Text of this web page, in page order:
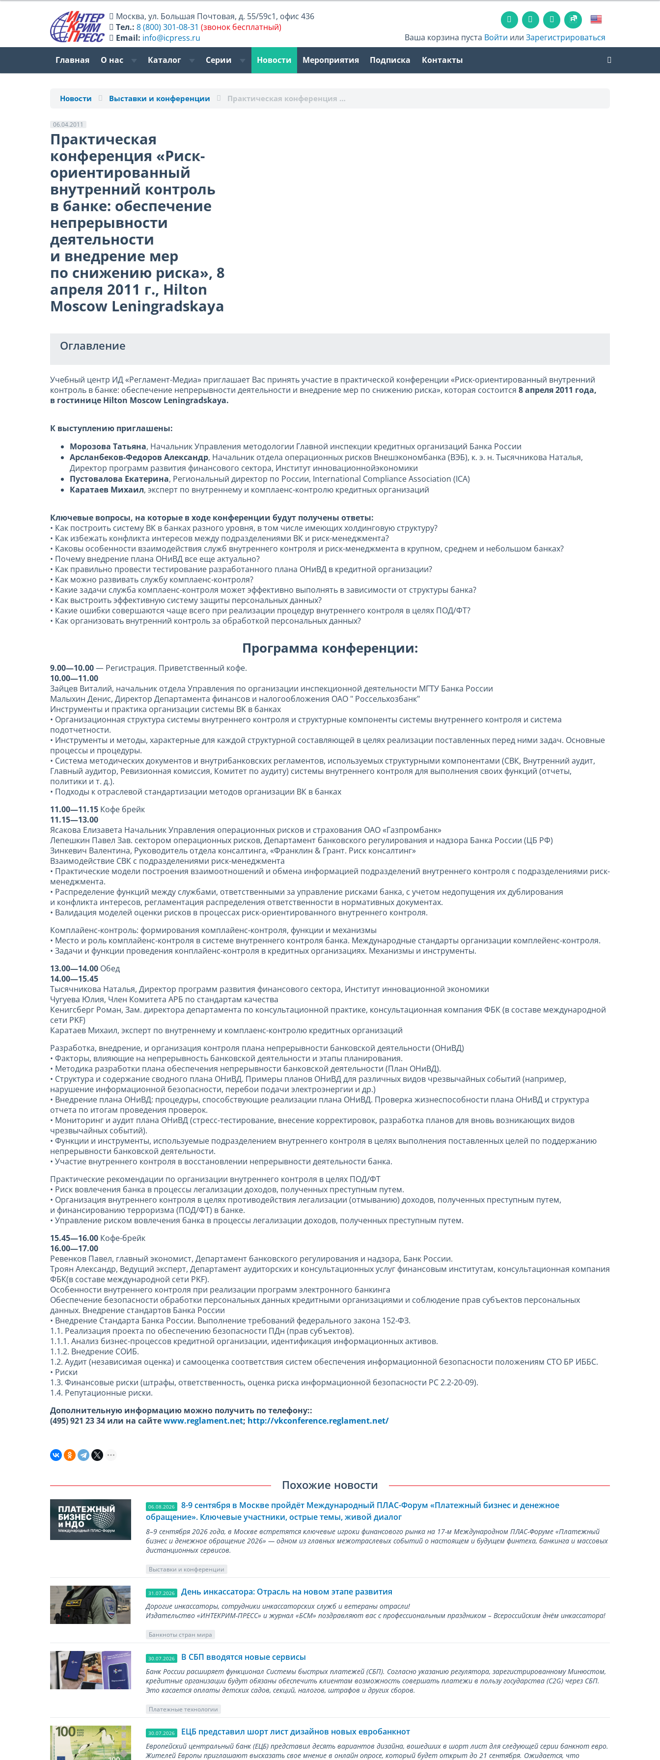
Москва,ул. Большая Почтовая, д. 55/59с1, офис 436
Тел.: 8 (800) 301-08-31 (звонок бесплатный)
Email: info@icpress.ru Ваша корзина пуста Войти илиЗарегистрироваться
Главная О нас Каталог Серии Новости Мероприятия Подписка Контакты
Новости Выставки и конференции Практическая конференция …
06.04.2011
Практическая
конференция «Риск-
ориентированный
внутренний контроль
в банке: обеспечение
непрерывности
деятельности
и внедрение мер
по снижению риска», 8
апреля 2011 г., Hilton
Moscow Leningradskaya
Оглавление
Учебный центр ИД «Регламент-Медиа» приглашает Вас принять участие в практической конференции «Риск-ориентированный внутренний
контроль в банке: обеспечение непрерывности деятельности и внедрение мер по снижению риска», которая состоится 8 апреля 2011 года,
в гостинице Hilton Moscow Leningradskaya.
К выступлению приглашены:
Морозова Татьяна, Начальник Управления методологии Главной инспекции кредитных организаций Банка России
Арсланбеков-Федоров Александр, Начальник отдела операционных рисков Внешэкономбанка (ВЭБ), к. э. н. Тысячникова Наталья,
Директор программ развития финансового сектора, Институт инновационнойэкономики
Пустовалова Екатерина, Региональный директор по России, International Compliance Association (ICA)
Каратаев Михаил, эксперт по внутреннему и комплаенс-контролю кредитных организаций
Ключевые вопросы, на которые в ходе конференции будут получены ответы:
• Как построить систему ВК в банках разного уровня, в том числе имеющих холдинговую структуру?
• Как избежать конфликта интересов между подразделениями ВК и риск-менеджмента?
• Каковы особенности взаимодействия служб внутреннего контроля и риск-менеджмента в крупном, среднем и небольшом банках?
• Почему внедрение плана ОНиВД все еще актуально?
• Как правильно провести тестирование разработанного плана ОНиВД в кредитной организации?
• Как можно развивать службу комплаенс-контроля?
• Какие задачи служба комплаенс-контроля может эффективно выполнять в зависимости от структуры банка?
• Как выстроить эффективную систему защиты персональных данных?
• Какие ошибки совершаются чаще всего при реализации процедур внутреннего контроля в целях ПОД/ФТ?
• Как организовать внутренний контроль за обработкой персональных данных?
Программа конференции:
9.00—10.00— Регистрация. Приветственный кофе.
10.00—11.00
Зайцев Виталий, начальник отдела Управления по организации инспекционной деятельности МГТУ Банка России
Малыхин Денис, Директор Департамента финансов и налогообложения ОАО " Россельхозбанк"
Инструменты и практика организации системы ВК в банках
• Организационная структура системы внутреннего контроля и структурные компоненты системы внутреннего контроля и система
подотчетности.
• Инструменты и методы, характерные для каждой структурной составляющей в целях реализации поставленных перед ними задач. Основные
процессы и процедуры.
• Система методических документов и внутрибанковских регламентов, используемых структурными компонентами (СВК, Внутренний аудит,
Главный аудитор, Ревизионная комиссия, Комитет по аудиту) системы внутреннего контроля для выполнения своих функций (отчеты,
политики и т. д.).
• Подходы к отраслевой стандартизации методов организации ВК в банках
11.00—11.15 Кофе брейк
11.15—13.00
Ясакова Елизавета Начальник Управления операционных рисков и страхования ОАО «Газпромбанк»
Лепешкин Павел Зав. сектором операционных рисков, Департамент банковского регулирования и надзора Банка России (ЦБ РФ)
Зинкевич Валентина, Руководитель отдела консалтинга, «Франклин & Грант. Риск консалтинг»
Взаимодействие СВК с подразделениями риск-менеджмента
• Практические модели построения взаимоотношений и обмена информацией подразделений внутреннего контроля с подразделениями риск-
менеджмента.
• Распределение функций между службами, ответственными за управление рисками банка, с учетом недопущения их дублирования
и конфликта интересов, регламентация распределения ответственности в нормативных документах.
• Валидация моделей оценки рисков в процессах риск-ориентированного внутреннего контроля.
Комплайенс-контроль: формирования комплайенс-контроля, функции и механизмы
• Место и роль комплайенс-контроля в системе внутреннего контроля банка. Международные стандарты организации комплейенс-контроля.
• Задачи и функции проведения конплайенс-контроля в кредитных организациях. Механизмы и инструменты.
13.00—14.00 Обед
14.00—15.45
Тысячникова Наталья, Директор программ развития финансового сектора, Институт инновационной экономики
Чугуева Юлия, Член Комитета АРБ по стандартам качества
Кенигсберг Роман, Зам. директора департамента по консультационной практике, консультационная компания ФБК (в составе международной
сети PKF)
Каратаев Михаил, эксперт по внутреннему и комплаенс-контролю кредитных организаций
Разработка, внедрение, и организация контроля плана непрерывности банковской деятельности (ОНиВД)
• Факторы, влияющие на непрерывность банковской деятельности и этапы планирования.
• Методика разработки плана обеспечения непрерывности банковской деятельности (План ОНиВД).
• Структура и содержание сводного плана ОНиВД. Примеры планов ОНиВД для различных видов чрезвычайных событий (например,
нарушение информационной безопасности, перебои подачи электроэнергии и др.)
• Внедрение плана ОНиВД: процедуры, способствующие реализации плана ОНиВД. Проверка жизнеспособности плана ОНиВД и структура
отчета по итогам проведения проверок.
• Мониторинг и аудит плана ОНиВД (стресс-тестирование, внесение корректировок, разработка планов для вновь возникающих видов
чрезвычайных событий).
• Функции и инструменты, используемые подразделением внутреннего контроля в целях выполнения поставленных целей по поддержанию
непрерывности банковской деятельности.
• Участие внутреннего контроля в восстановлении непрерывности деятельности банка.
Практические рекомендации по организации внутреннего контроля в целях ПОД/ФТ
• Риск вовлечения банка в процессы легализации доходов, полученных преступным путем.
• Организация внутреннего контроля в целях противодействия легализации (отмыванию) доходов, полученных преступным путем,
и финансированию терроризма (ПОД/ФТ) в банке.
• Управление риском вовлечения банка в процессы легализации доходов, полученных преступным путем.
15.45—16.00 Кофе-брейк
16.00—17.00
Ревенков Павел, главный экономист, Департамент банковского регулирования и надзора, Банк России.
Троян Александр, Ведущий эксперт, Департамент аудиторских и консультационных услуг финансовым институтам, консультационная компания
ФБК(в составе международной сети PKF).
Особенности внутреннего контроля при реализации программ электронного банкинга
Обеспечение безопасности обработки персональных данных кредитными организациями и соблюдение прав субъектов персональных
данных. Внедрение стандартов Банка России
• Внедрение Стандарта Банка России. Выполнение требований федерального закона 152-ФЗ.
1.1. Реализация проекта по обеспечению безопасности ПДн (прав субъектов).
1.1.1. Анализ бизнес-процессов кредитной организации, идентификация информационных активов.
1.1.2. Внедрение СОИБ.
1.2. Аудит (независимая оценка) и самооценка соответствия систем обеспечения информационной безопасности положениям СТО БР ИББС.
• Риски
1.3. Финансовые риски (штрафы, ответственность, оценка риска информационной безопасности РС 2.2-20-09).
1.4. Репутационные риски.
Дополнительную информацию можно получить по телефону::
(495) 921 23 34 или на сайтеwww.reglament.net; http://vkconference.reglament.net/
Похожие новости
06.08.2026
8-9 сентября в Москве пройдёт Международный ПЛАС-Форум «Платежный бизнес и денежное
обращение». Ключевые участники, острые темы, живой диалог
8–9 сентября 2026 года, в Москве встретятся ключевые игроки финансового рынка на 17-м Международном ПЛАС-Форуме «Платежный
бизнес и денежное обращение 2026» — одном из главных межотраслевых событий о настоящем и будущем финтеха, банкинга и массовых
дистанционных сервисов.
Выставки и конференции
31.07.2026 День инкассатора: Отрасль на новом этапе развития
Дорогие инкассаторы, сотрудники инкассаторских служб и ветераны отрасли!
Издательство «ИНТЕКРИМ-ПРЕСС» и журнал «БСМ» поздравляют вас с профессиональным праздником – Всероссийским днём инкассатора!
Банкноты стран мира
30.07.2026 В СБП вводятся новые сервисы
Банк России расширяет функционал Системы быстрых платежей (СБП). Согласно указанию регулятора, зарегистрированному Минюстом,
кредитные организации будут обязаны обеспечить клиентам возможность совершать платежи в пользу государства (С2G) через СБП.
Это касается оплаты детских садов, секций, налогов, штрафов и других сборов.
Платежные технологии
30.07.2026 ЕЦБ представил шорт лист дизайнов новых евробанкнот
Европейский центральный банк (ЕЦБ) представил десять вариантов дизайна, вошедших в шорт лист для следующей серии банкнот евро.
Жителей Европы приглашают высказать свое мнение в онлайн опросе, который будет открыт до 21 сентября. Ожидается, что